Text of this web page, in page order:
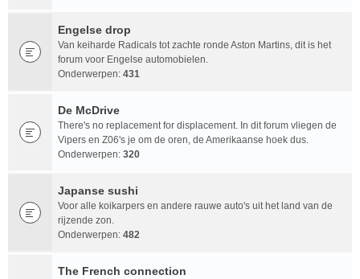
Engelse drop
Van keiharde Radicals tot zachte ronde Aston Martins, dit is het
forum voor Engelse automobielen.
Onderwerpen: 431
De McDrive
There's no replacement for displacement. In dit forum vliegen de
Vipers en Z06's je om de oren, de Amerikaanse hoek dus.
Onderwerpen: 320
Japanse sushi
Voor alle koikarpers en andere rauwe auto's uit het land van de
rijzende zon.
Onderwerpen: 482
The French connection